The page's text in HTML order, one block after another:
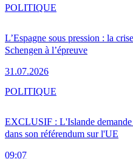
L’Espagne sous pression : la
Schengen à l’épreuve
31.07.2026
POLITIQUE
EXCLUSIF : L'Islande demande
dans son référendum sur l'UE
09:07
POLITIQUE